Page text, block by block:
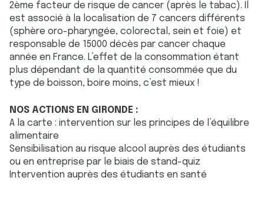
2ème facteur de risque de cancer (après le tabac). Il
est associé à la localisation de 7 cancers différents
(sphère oro-pharyngée, colorectal, sein et foie) et
responsable de 15000 décès par cancer chaque
année en France. L’effet de la consommation étant
plus dépendant de la quantité consommée que du
type de boisson, boire moins, c’est mieux !
NOS ACTIONS EN GIRONDE :
A la carte : intervention sur les principes de l’équilibre
alimentaire
Sensibilisation au risque alcool auprès des étudiants
ou en entreprise par le biais de stand-quiz
Intervention auprès des étudiants en santé